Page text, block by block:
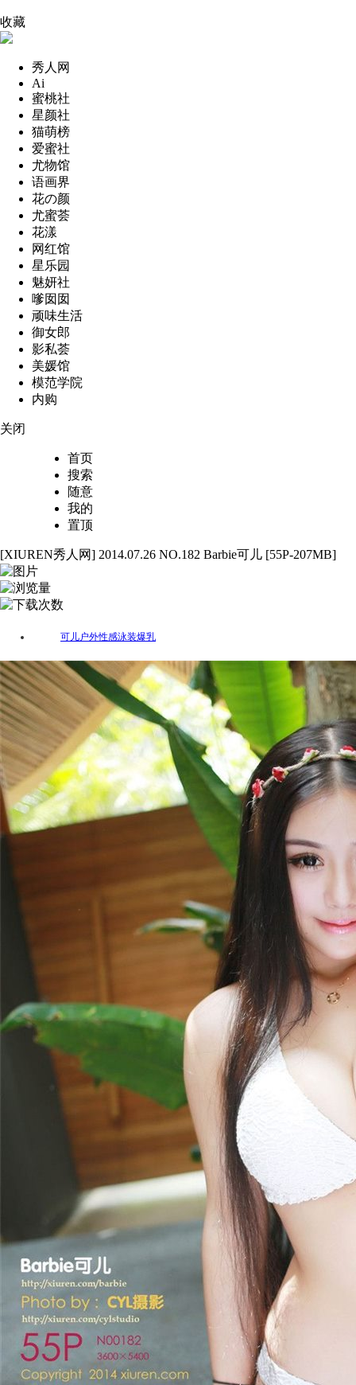
收藏
秀人网
Ai
蜜桃社
星颜社
猫萌榜
爱蜜社
尤物馆
语画界
花の颜
尤蜜荟
花漾
网红馆
星乐园
魅妍社
嗲囡囡
顽味生活
御女郎
影私荟
美媛馆
模范学院
内购
关闭
首页
搜索
随意
我的
置顶
[XIUREN秀人网] 2014.07.26 NO.182 Barbie可儿 [55P-207MB]
可儿户外性感泳装爆乳